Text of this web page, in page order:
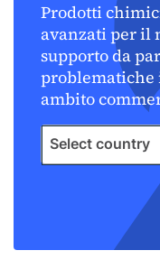
Prodotti
avanzati per il
supporto da
ambito
Select country